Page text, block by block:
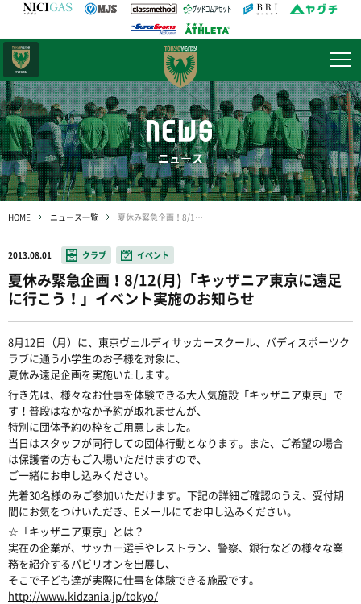
NEWS
ニュース
HOME ニュース一覧 夏休み緊急企画！8/12(月)「キッザニア東京に遠足に行こう！」イベント実施のお知らせ
2013.08.01 クラブ イベント
夏休み緊急企画！8/12(月)「キッザニア東京に遠足
に行こう！」イベント実施のお知らせ
8月12日（月）に、東京ヴェルディサッカースクール、バディスポーツク
ラブに通う小学生のお子様を対象に、
夏休み遠足企画を実施いたします。
行き先は、様々なお仕事を体験できる大人気施設「キッザニア東京」で
す！普段はなかなか予約が取れませんが、
特別に団体予約の枠をご用意しました。
当日はスタッフが同行しての団体行動となります。また、ご希望の場合
は保護者の方もご入場いただけますので、
ご一緒にお申し込みください。
先着30名様のみご参加いただけます。下記の詳細ご確認のうえ、受付期
間にお気をつけいただき、Eメールにてお申し込みください。
☆「キッザニア東京」とは？
実在の企業が、サッカー選手やレストラン、警察、銀行などの様々な業
務を紹介するパビリオンを出展し、
そこで子ども達が実際に仕事を体験できる施設です。
http://www.kidzania.jp/tokyo/